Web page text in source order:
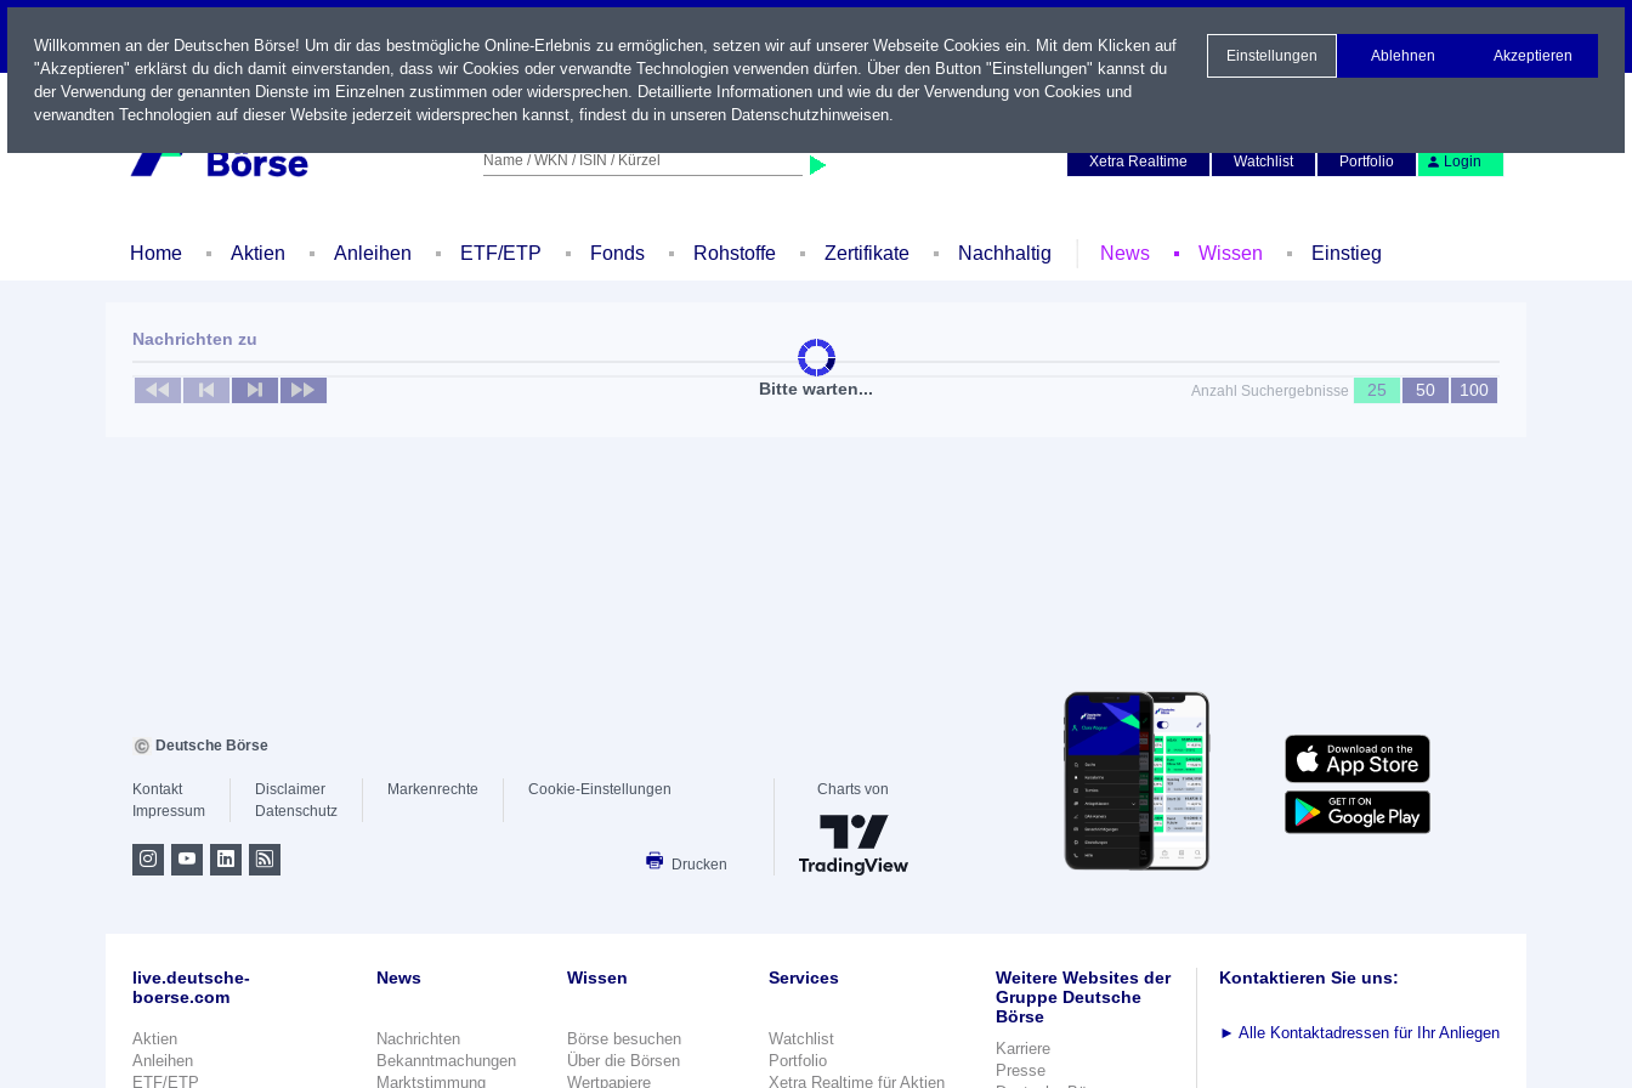
LIVE
Name / WKN / ISIN / Kürzel
Xetra Realtime
Watchlist Portfolio Login
Home Aktien Anleihen ETF/ETP Fonds Rohstoffe Zertifikate Nachhaltig News Wissen Einstieg
Bitte warten...
Nachrichten zu
Keine News verfügbar Anzahl Suchergebnisse 25 50 100
Willkommen an der Deutschen Börse! Um dir das bestmögliche Online-Erlebnis zu ermöglichen, setzen wir auf unserer Webseite Cookies ein. Mit dem Klicken auf
"Akzeptieren" erklärst du dich damit einverstanden, dass wir Cookies oder verwandte Technologien verwenden dürfen. Über den Button "Einstellungen" kannst du
der Verwendung der genannten Dienste im Einzelnen zustimmen oder widersprechen. Detaillierte Informationen und wie du der Verwendung von Cookies und
verwandten Technologien auf dieser Website jederzeit widersprechen kannst, findest du in unseren Datenschutzhinweisen.
Einstellungen Ablehnen Akzeptieren
Deutsche Börse
Kontakt
Impressum
Disclaimer
Datenschutz
Markenrechte Cookie-Einstellungen
Drucken
Charts von
live.deutsche-
boerse.com
Aktien
Anleihen
ETF/ETP
News
Nachrichten
Bekanntmachungen
Marktstimmung
Wissen
Börse besuchen
Über die Börsen
Wertpapiere
Services
Watchlist
Portfolio
Xetra Realtime für Aktien
Weitere Websites der
Gruppe Deutsche
Börse
Karriere
Presse
Kontaktieren Sie uns:
► Alle Kontaktadressen für Ihr Anliegen